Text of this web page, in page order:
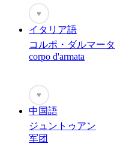
♥
イタリア語
コルポ・ダルマータ
corpo d'armata
♥
中国語
ジュントゥアン
军团